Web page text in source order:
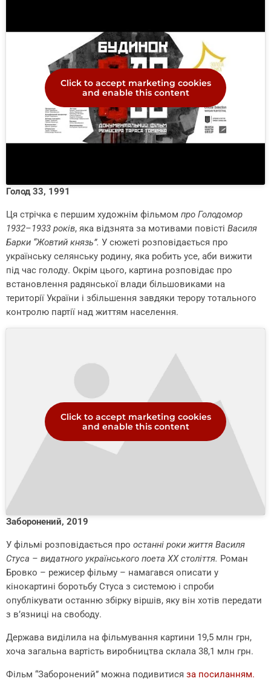
Click to accept marketing cookies
and enable this content
Голод 33, 1991
Ця стрічка є першим художнім фільмом про Голодомор
1932–1933 років, яка відзнята за мотивами повісті Василя
Барки “Жовтий князь”. У сюжеті розповідається про
українську селянську родину, яка робить усе, аби вижити
під час голоду. Окрім цього, картина розповідає про
встановлення радянської влади більшовиками на
території України і збільшення завдяки терору тотального
контролю партії над життям населення.
Click to accept marketing cookies
and enable this content
Заборонений, 2019
У фільмі розповідається про останні роки життя Василя
Стуса – видатного українського поета ХХ століття. Роман
Бровко – режисер фільму – намагався описати у
кінокартині боротьбу Стуса з системою і спроби
опублікувати останню збірку віршів, яку він хотів передати
з в’язниці на свободу.
Держава виділила на фільмування картини 19,5 млн грн,
хоча загальна вартість виробництва склала 38,1 млн грн.
Фільм “Заборонений” можна подивитися за посиланням.